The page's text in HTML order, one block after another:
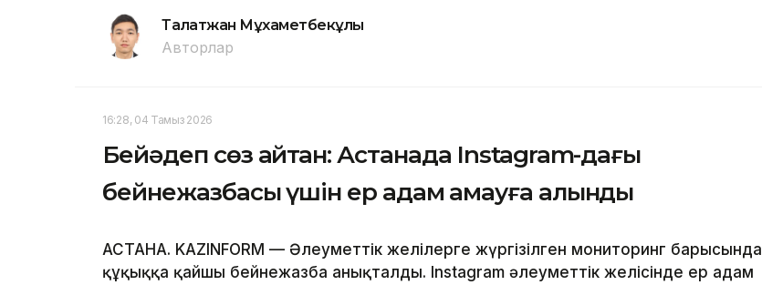
Талғатжан Мұхаметбекұлы
Авторлар
16:28, 04 Тамыз 2026
Бейәдеп сөз айтқан: Астанада Instagram-дағы
бейнежазбасы үшін ер адам қамауға алынды
АСТАНА. KAZINFORM — Әлеуметтік желілерге жүргізілген мониторинг барысында
құқыққа қайшы бейнежазба анықталды. Instagram әлеуметтік желісінде ер адам